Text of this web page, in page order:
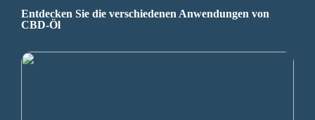
Entdecken Sie die verschiedenen Anwendungen von
CBD-Öl